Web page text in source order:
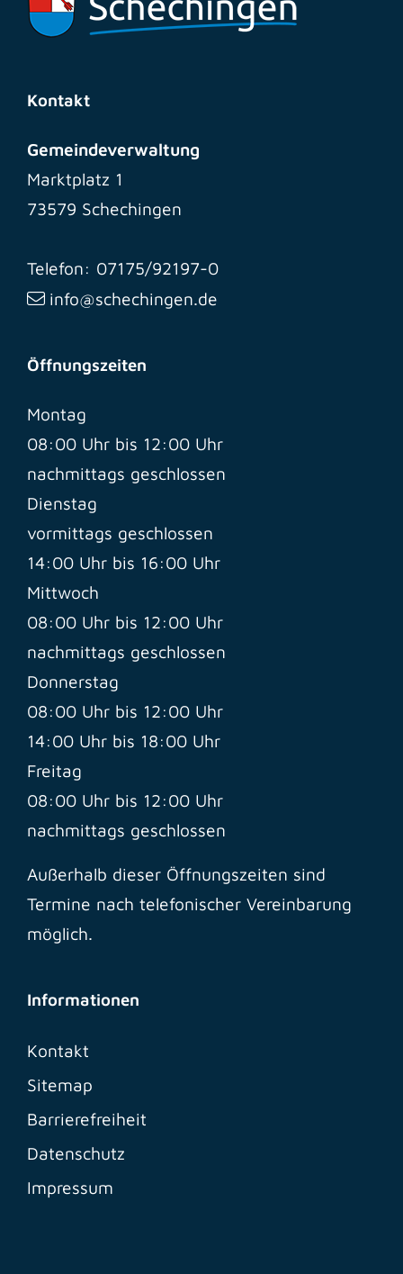
Kontakt
Gemeindeverwaltung
Marktplatz 1
73579 Schechingen
Telefon: 07175/92197-0
info@schechingen.de
Öffnungszeiten
Montag
08:00 Uhr bis 12:00 Uhr
nachmittags geschlossen
Dienstag
vormittags geschlossen
14:00 Uhr bis 16:00 Uhr
Mittwoch
08:00 Uhr bis 12:00 Uhr
nachmittags geschlossen
Donnerstag
08:00 Uhr bis 12:00 Uhr
14:00 Uhr bis 18:00 Uhr
Freitag
08:00 Uhr bis 12:00 Uhr
nachmittags geschlossen
Außerhalb dieser Öffnungszeiten sind
Termine nach telefonischer Vereinbarung
möglich.
Informationen
Kontakt
Sitemap
Barrierefreiheit
Datenschutz
Impressum